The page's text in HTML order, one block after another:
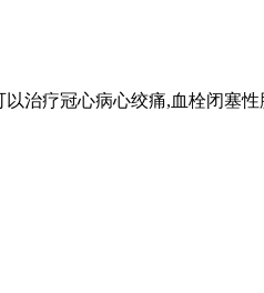
治疗冠心病心绞痛,血栓闭塞